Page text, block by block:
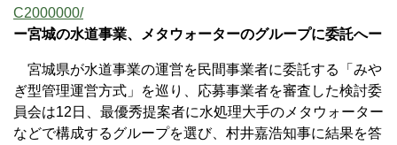
C2000000/
ー宮城の水道事業、メタウォーターのグループに委託へー
宮城県が水道事業の運営を民間事業者に委託する「みや
ぎ型管理運営方式」を巡り、応募事業者を審査した検討委
員会は12日、最優秀提案者に水処理大手のメタウォーター
などで構成するグループを選び、村井嘉浩知事に結果を答